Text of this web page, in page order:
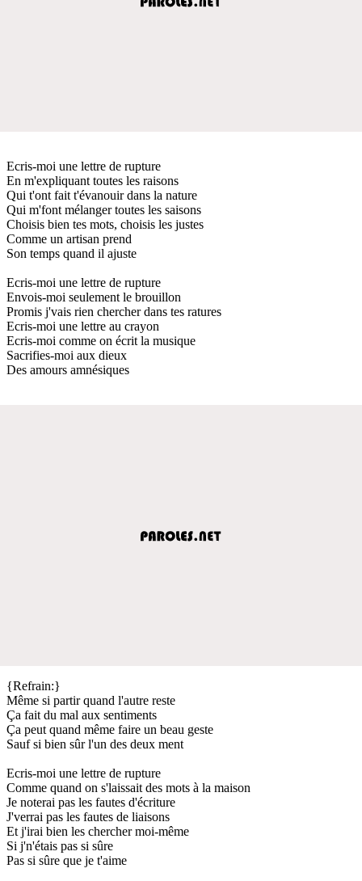
Ecris-moi une lettre de rupture
En m'expliquant toutes les raisons
Qui t'ont fait t'évanouir dans la nature
Qui m'font mélanger toutes les saisons
Choisis bien tes mots, choisis les justes
Comme un artisan prend
Son temps quand il ajuste
Ecris-moi une lettre de rupture
Envois-moi seulement le brouillon
Promis j'vais rien chercher dans tes ratures
Ecris-moi une lettre au crayon
Ecris-moi comme on écrit la musique
Sacrifies-moi aux dieux
Des amours amnésiques
{Refrain:}
Même si partir quand l'autre reste
Ça fait du mal aux sentiments
Ça peut quand même faire un beau geste
Sauf si bien sûr l'un des deux ment
Ecris-moi une lettre de rupture
Comme quand on s'laissait des mots à la maison
Je noterai pas les fautes d'écriture
J'verrai pas les fautes de liaisons
Et j'irai bien les chercher moi-même
Si j'n'étais pas si sûre
Pas si sûre que je t'aime